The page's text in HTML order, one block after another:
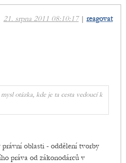
21. srpna 2011 08:10:17| reagovat
otázka, kde je ta cesta vedoucí k
oblasti - oddělení tvorby
práva od zákonodárců v